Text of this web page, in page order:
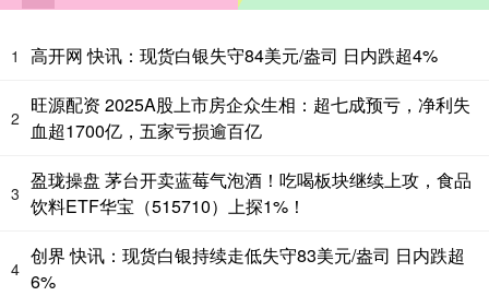
1 高开网 快讯：现货白银失守84美元/盎司 日内跌超4%
2
旺源配资 2025A股上市房企众生相：超七成预亏，净利失
血超1700亿，五家亏损逾百亿
3
盈珑操盘 茅台开卖蓝莓气泡酒！吃喝板块继续上攻，食品
饮料ETF华宝（515710）上探1%！
4
创界 快讯：现货白银持续走低失守83美元/盎司 日内跌超
6%